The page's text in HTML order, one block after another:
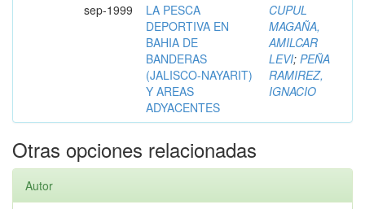
sep-1999
LA PESCA
DEPORTIVA EN
BAHIA DE
BANDERAS
(JALISCO-NAYARIT)
Y AREAS
ADYACENTES
CUPUL
MAGAÑA,
AMILCAR
LEVI; PEÑA
RAMIREZ,
IGNACIO
Otras opciones relacionadas
Autor